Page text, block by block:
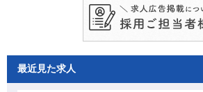
最近見た求人